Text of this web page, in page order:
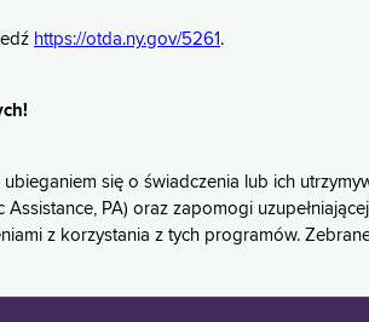
https://otda.ny.gov/5261 .
się o świadczenia lub ich
PA) oraz zapomogi
z korzystania z tych programów.